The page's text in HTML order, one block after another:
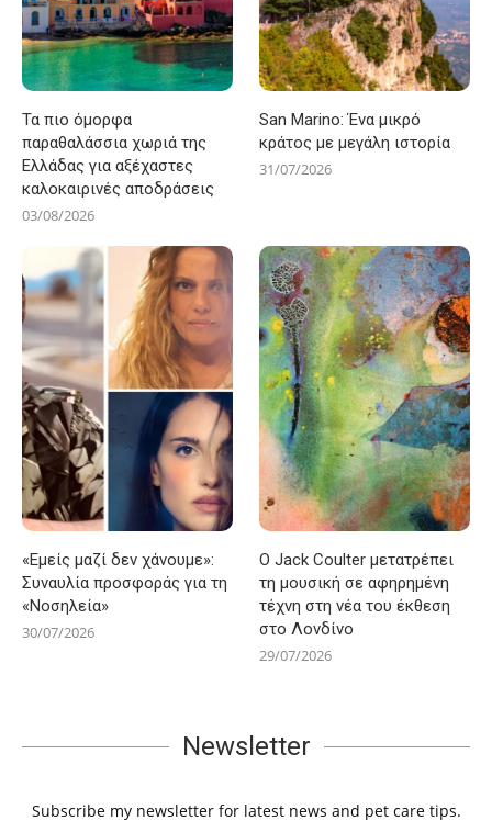
Τα πιο όμορφα
παραθαλάσσια χωριά της
Ελλάδας για αξέχαστες
καλοκαιρινές αποδράσεις
03/08/2026
San Marino: Ένα μικρό
κράτος με μεγάλη ιστορία
31/07/2026
«Εμείς μαζί δεν χάνουμε»:
Συναυλία προσφοράς για τη
«Νοσηλεία»
30/07/2026
Ο Jack Coulter μετατρέπει
τη μουσική σε αφηρημένη
τέχνη στη νέα του έκθεση
στο Λονδίνο
29/07/2026
Newsletter
Subscribe my newsletter for latest news and pet care tips.